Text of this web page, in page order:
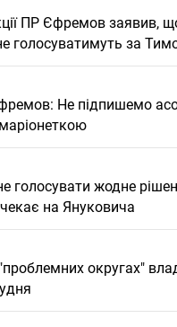
ПР Єфремов заявив,
голосуватимуть за
Не підпишемо
голосувати жодне
на Януковича
округах"